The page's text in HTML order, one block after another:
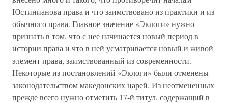
Юстинианова права и что заимствовано из практики и из
обычного права. Главное значение «Эклоги» нужно
признать в том, что с нее начинается новый период в
истории права и что в ней усматривается новый и живой
элемент права, заимствованный из современности.
Некоторые из постановлений «Эклоги» были отменены
законодательством македонских царей. Из неотмененных
прежде всего нужно отметить 17-й титул, содержащий в